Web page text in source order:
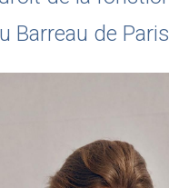
CONTACT ET RDV
Barreau de Paris